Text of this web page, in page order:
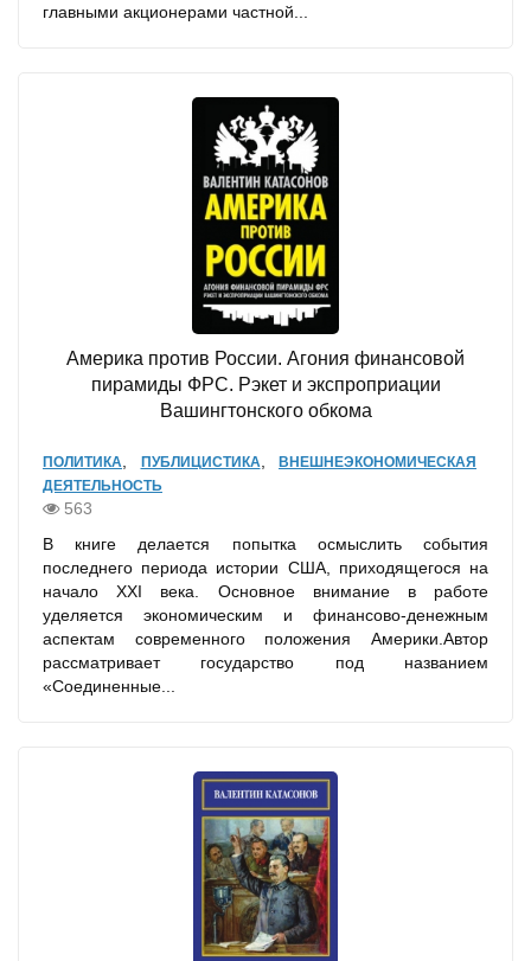
главными акционерами частной...
Америка против России. Агония финансовой
пирамиды ФРС. Рэкет и экспроприации
Вашингтонского обкома
ПОЛИТИКА ПУБЛИЦИСТИКА
ВНЕШНЕЭКОНОМИЧЕСКАЯ
ДЕЯТЕЛЬНОСТЬ
563
В книге делается попытка осмыслить события
последнего периода истории США, приходящегося на
начало XXI века. Основное внимание в работе
уделяется экономическим и финансово-денежным
аспектам современного положения Америки.Автор
рассматривает государство под названием
«Соединенные...